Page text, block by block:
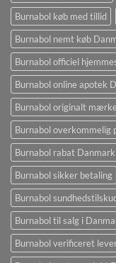
Burnabol køb med tillid
Burnabol nemt køb
Burnabol officiel
Burnabol online apotek
Burnabol originalt mærke
Burnabol overkommelig
Burnabol rabat Danmark
Burnabol sikker betaling
Burnabol
Burnabol til salg i
Burnabol verificeret